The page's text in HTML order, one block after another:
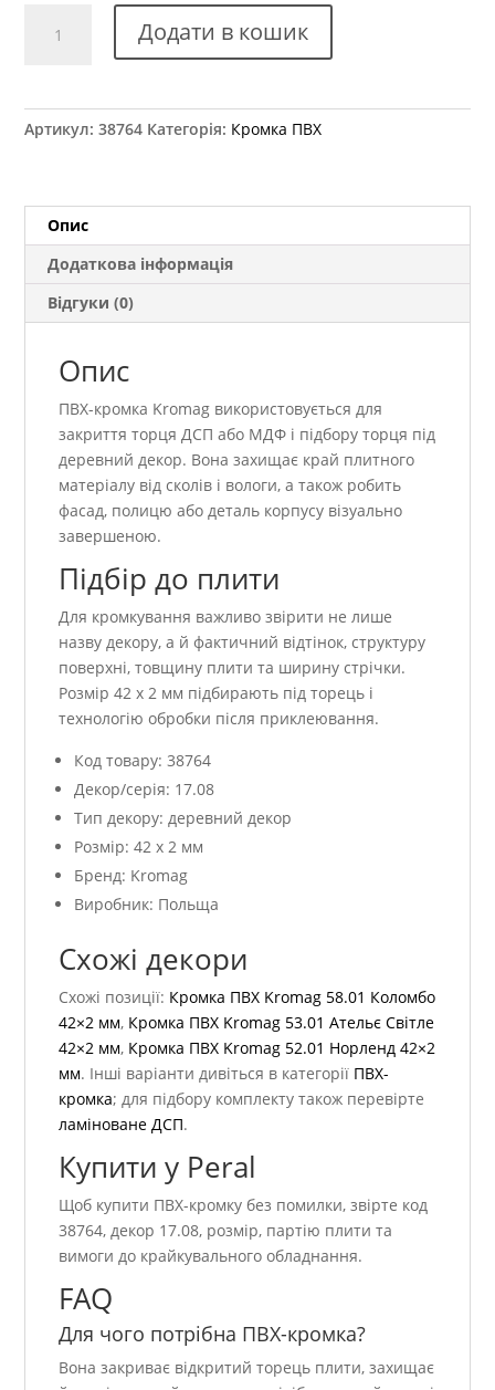
Каліфорнія
кількість
Додати в кошик
Артикул:38764 Категорія: Кромка ПВХ
Опис
Додаткова інформація
Відгуки (0)
Опис
ПВХ-кромка Kromag використовується для
закриття торця ДСП або МДФ і підбору торця під
деревний декор. Вона захищає край плитного
матеріалу від сколів і вологи, а також робить
фасад, полицю або деталь корпусу візуально
завершеною.
Підбір до плити
Для кромкування важливо звірити не лише
назву декору, а й фактичний відтінок, структуру
поверхні, товщину плити та ширину стрічки.
Розмір 42 x 2 мм підбирають під торець і
технологію обробки після приклеювання.
Код товару: 38764
Декор/серія: 17.08
Тип декору: деревний декор
Розмір: 42 x 2 мм
Бренд: Kromag
Виробник: Польща
Схожі декори
Схожі позиції: Кромка ПВХ Kromag 58.01 Коломбо
42×2 мм, Кромка ПВХ Kromag 53.01 Ательє Світле
42×2 мм, Кромка ПВХ Kromag 52.01 Норленд 42×2
мм. Інші варіанти дивіться в категорії ПВХ-
кромка; для підбору комплекту також перевірте
ламіноване ДСП.
Купити у Peral
Щоб купити ПВХ-кромку без помилки, звірте код
38764, декор 17.08, розмір, партію плити та
вимоги до крайкувального обладнання.
FAQ
Для чого потрібна ПВХ-кромка?
Вона закриває відкритий торець плити, захищає